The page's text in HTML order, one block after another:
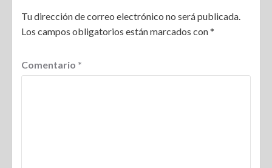
Tu dirección de correo electrónico no será publicada.
Los campos obligatorios están marcados con*
Comentario *